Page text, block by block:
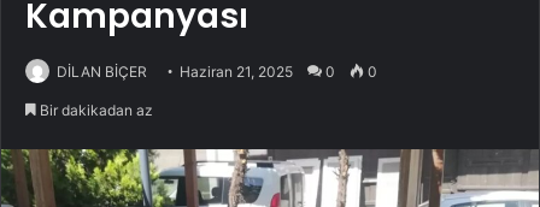
Kampanyası
DİLAN BİÇER Haziran 21, 2025 0 0
Bir dakikadan az